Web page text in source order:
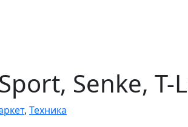
Senke, T-
, Техника